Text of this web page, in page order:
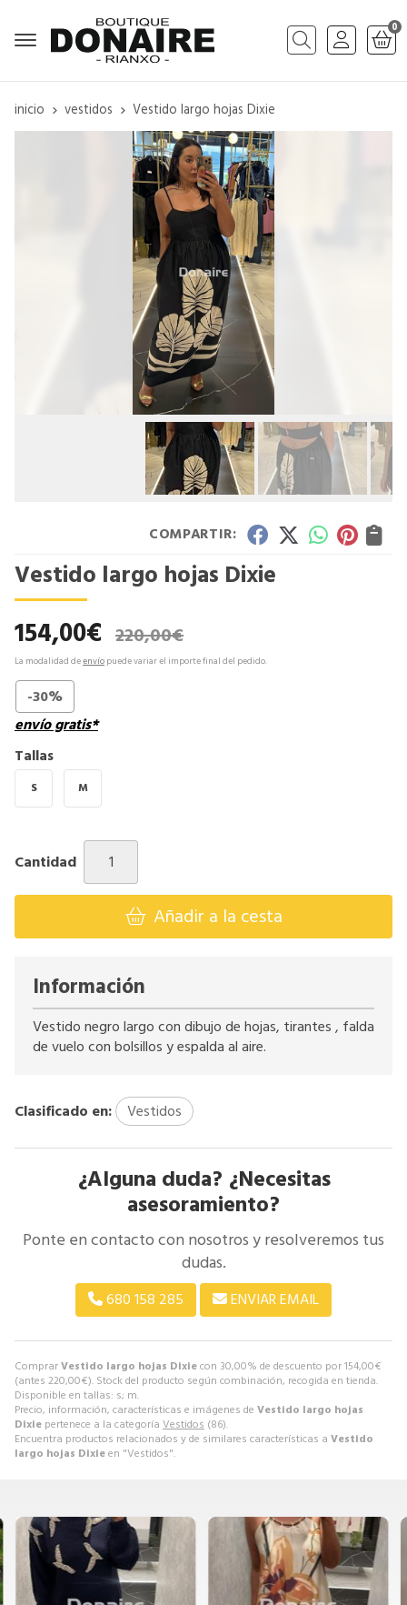
Buscar
0
inicio vestidos Vestido largo hojas Dixie
COMPARTIR:
Vestido largo hojas Dixie
154,00€ 220,00€
La modalidad deenvío puede variar el importe final del pedido.
-30%
envío gratis*
Tallas
S M
Cantidad
Añadir a la cesta
ComprarVestido largo hojas Dixiecon 30,00% de descuento por154,00€
(antes 220,00€). Stock del producto según combinación, recogida en tienda.
Disponible en tallas: s; m.
Precio, información, características e imágenes de Vestido largo hojas
Dixie pertenece a la categoría Vestidos (86).
Encuentra productos relacionados y de similares características a Vestido
largo hojas Dixieen "Vestidos".
Información
Vestido negro largo con dibujo de hojas, tirantes , falda
de vuelo con bolsillos y espalda al aire.
Clasificado en: Vestidos
¿Alguna duda? ¿Necesitas
asesoramiento?
Ponte en contacto con nosotros y resolveremos tus
dudas.
680 158 285 ENVIAR EMAIL